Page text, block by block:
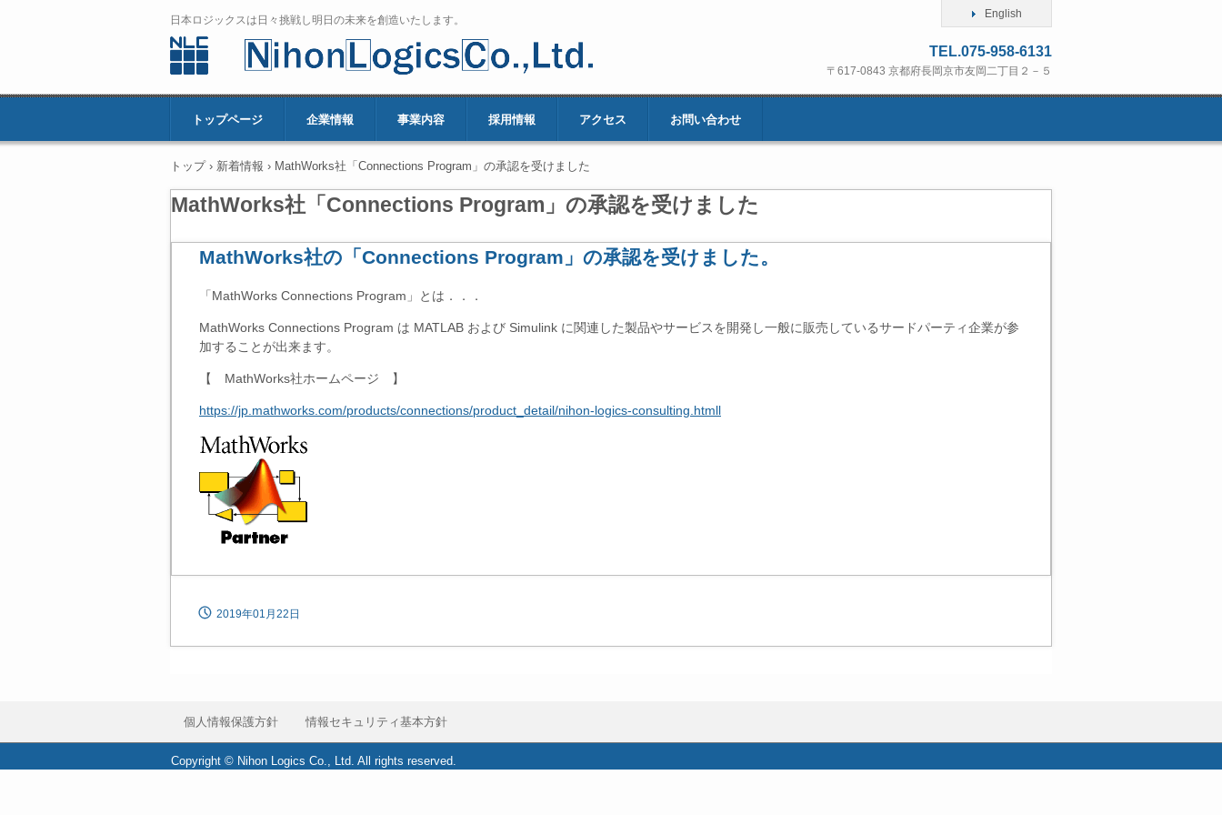
日本ロジックスは日々挑戦し明日の未来を創造いたします。
TEL.075-958-6131
〒617-0843 京都府長岡京市友岡二丁目２－５
English
トップページ 企業情報 事業内容 採用情報 アクセス お問い合わせ
トップ › 新着情報 › MathWorks社「Connections Program」の承認を受けました
MathWorks社「Connections Program」の承認を受けました
MathWorks社の「Connections Program」の承認を受けました。
「MathWorks Connections Program」とは．．．
MathWorks Connections Program は MATLAB および Simulink に関連した製品やサービスを開発し一般に販売しているサードパーティ企業が参
加することが出来ます。
【 MathWorks社ホームページ 】
https://jp.mathworks.com/products/connections/product_detail/nihon-logics-consulting.htmll
2019年01月22日
個人情報保護方針 情報セキュリティ基本方針
Copyright © Nihon Logics Co., Ltd. All rights reserved.